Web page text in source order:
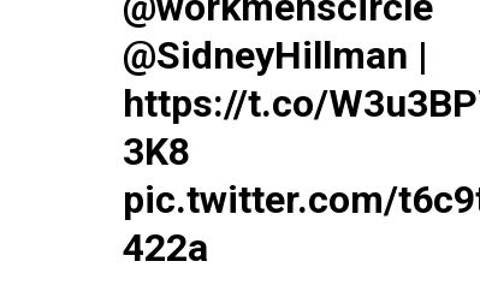
@SidneyHillman |
https://t.co/
3K8
pic.twitter.com/
422a